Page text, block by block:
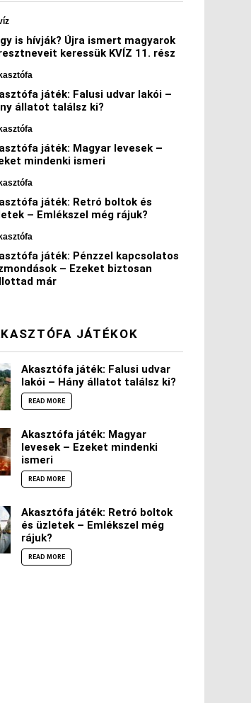
is hívják? Újra ismert magyarok
keressük KVÍZ 11. rész
játék: Falusi udvar lakói –
állatot találsz ki?
játék: Magyar levesek –
mindenki ismeri
játék: Retró boltok és
– Emlékszel még rájuk?
játék: Pénzzel kapcsolatos
– Ezeket biztosan
már
JÁTÉKOK
Akasztófa játék: Falusi udvar
lakói – Hány állatot találsz ki?
READ MORE
Akasztófa játék: Magyar
levesek – Ezeket mindenki
ismeri
READ MORE
Akasztófa játék: Retró boltok
és üzletek – Emlékszel még
rájuk?
READ MORE